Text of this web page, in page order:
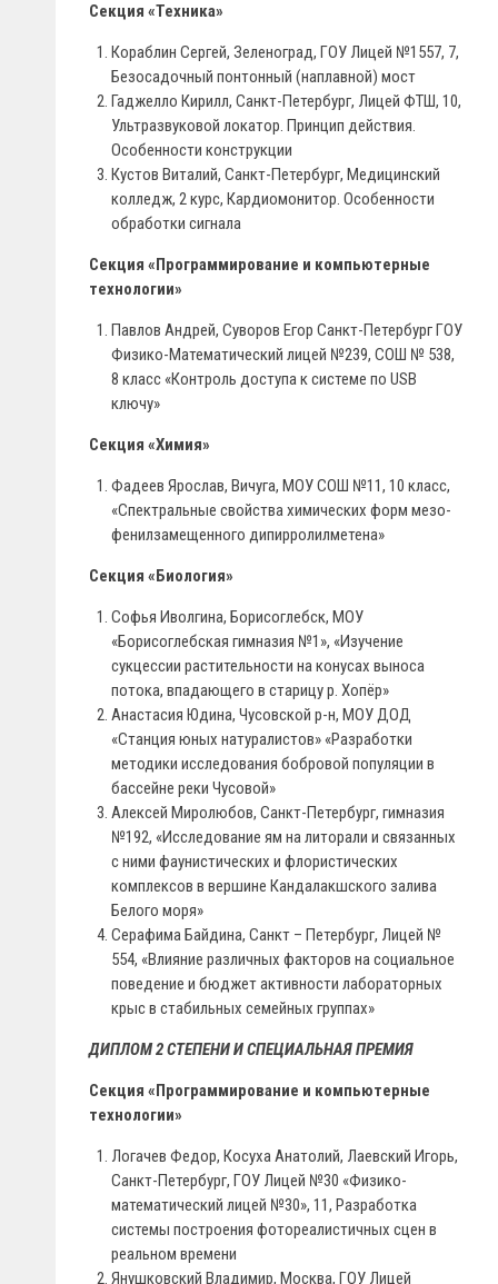
Секция «Техника»
Кораблин Сергей, Зеленоград, ГОУ Лицей №1557, 7,
Безосадочный понтонный (наплавной) мост
Гаджелло Кирилл, Санкт-Петербург, Лицей ФТШ, 10,
Ультразвуковой локатор. Принцип действия.
Особенности конструкции
Кустов Виталий, Санкт-Петербург, Медицинский
колледж, 2 курс, Кардиомонитор. Особенности
обработки сигнала
Секция «Программирование и компьютерные
технологии»
Павлов Андрей, Суворов Егор Санкт-Петербург ГОУ
Физико-Математический лицей №239, СОШ № 538,
8 класс «Контроль доступа к системе по USB
ключу»
Секция «Химия»
Фадеев Ярослав, Вичуга, МОУ СОШ №11, 10 класс,
«Спектральные свойства химических форм мезо-
фенилзамещенного дипирролилметена»
Секция «Биология»
Софья Иволгина, Борисоглебск, МОУ
«Борисоглебская гимназия №1», «Изучение
сукцессии растительности на конусах выноса
потока, впадающего в старицу р. Хопёр»
Анастасия Юдина, Чусовской р-н, МОУ ДОД
«Станция юных натуралистов» «Разработки
методики исследования бобровой популяции в
бассейне реки Чусовой»
Алексей Миролюбов, Санкт-Петербург, гимназия
№192, «Исследование ям на литорали и связанных
с ними фаунистических и флористических
комплексов в вершине Кандалакшского залива
Белого моря»
Серафима Байдина, Санкт – Петербург, Лицей №
554, «Влияние различных факторов на социальное
поведение и бюджет активности лабораторных
крыс в стабильных семейных группах»
ДИПЛОМ 2 СТЕПЕНИ И СПЕЦИАЛЬНАЯ ПРЕМИЯ
Секция «Программирование и компьютерные
технологии»
Логачев Федор, Косуха Анатолий, Лаевский Игорь,
Санкт-Петербург, ГОУ Лицей №30 «Физико-
математический лицей №30», 11, Разработка
системы построения фотореалистичных сцен в
реальном времени
Янушковский Владимир, Москва, ГОУ Лицей